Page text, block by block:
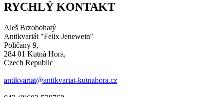
RYCHLÝ KONTAKT
Aleš Brzobohatý
Antikvariát "Felix Jenewein"
Poličany 9,
284 01 Kutná Hora,
Czech Republic
antikvariat@antikvariat-kutnahora.cz